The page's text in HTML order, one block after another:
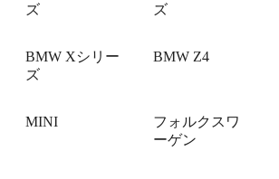
ズ
ズ
BMW Xシリー
ズ
BMW Z4
MINI
フォルクスワ
ーゲン